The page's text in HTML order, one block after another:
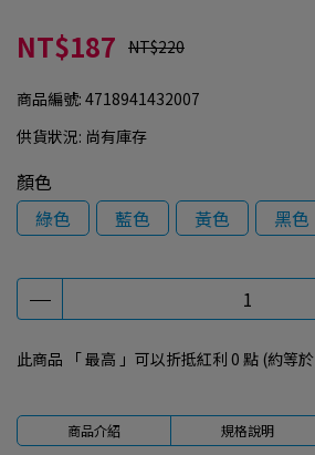
NT$187 NT$220
商品編號: 4718941432007
供貨狀況: 尚有庫存
顏色
綠色
藍色 黃色 黑色
此商品 「 最高 」可以折抵紅利 0 點 (約等於
商品介紹 規格說明